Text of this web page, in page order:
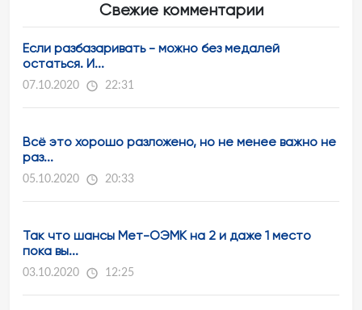
Свежие комментарии
Если разбазаривать - можно без медалей
остаться. И...
07.10.2020 22:31
Всё это хорошо разложено, но не менее важно не
раз...
05.10.2020 20:33
Так что шансы Мет-ОЭМК на 2 и даже 1 место
пока вы...
03.10.2020 12:25